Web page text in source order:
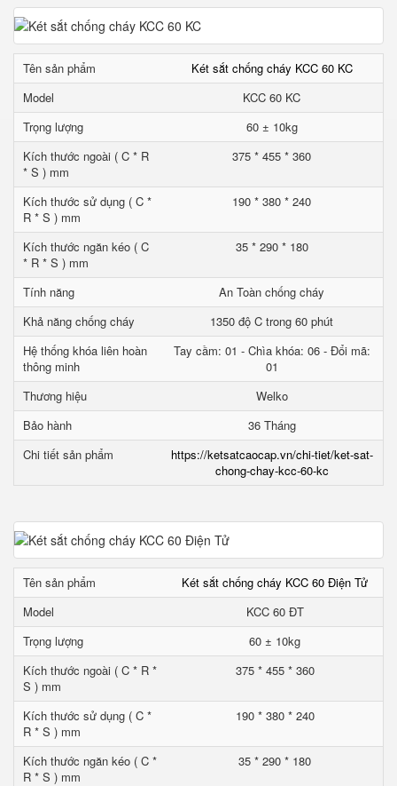
Tên sản phẩm
Két sắt chống cháy KCC 60 KC
Model
KCC 60 KC
Trọng lượng
60 ± 10kg
Kích thước ngoài ( C * R
* S ) mm
375 * 455 * 360
Kích thước sử dụng ( C *
R * S ) mm
190 * 380 * 240
Kích thước ngăn kéo ( C
* R * S ) mm
35 * 290 * 180
Tính năng
An Toàn chống cháy
Khả năng chống cháy
1350 độ C trong 60 phút
Hệ thống khóa liên hoàn
thông minh
Tay cầm: 01 - Chìa khóa: 06 - Đổi mã:
01
Thương hiệu
Welko
Bảo hành
36 Tháng
Chi tiết sản phẩm
https://ketsatcaocap.vn/chi-tiet/ket-sat-
chong-chay-kcc-60-kc
Tên sản phẩm
Két sắt chống cháy KCC 60 Điện Tử
Model
KCC 60 ĐT
Trọng lượng
60 ± 10kg
Kích thước ngoài ( C * R *
S ) mm
375 * 455 * 360
Kích thước sử dụng ( C *
R * S ) mm
190 * 380 * 240
Kích thước ngăn kéo ( C *
R * S ) mm
35 * 290 * 180